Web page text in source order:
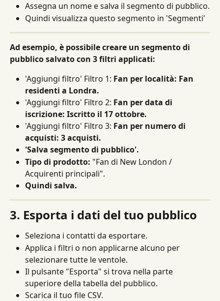
Assegna un nome e salva il segmento di pubblico.
Quindi visualizza questo segmento in 'Segmenti'
Ad esempio, è possibile creare un segmento di
pubblico salvato con 3 filtri applicati:
'Aggiungi filtro' Filtro 1: Fan per località: Fan
residenti a Londra.
'Aggiungi filtro' Filtro 2: Fan per data di
iscrizione: Iscritto il 17 ottobre.
'Aggiungi filtro' Filtro 3: Fan per numero di
acquisti: 3 acquisti.
'Salva segmento di pubblico'.
Tipo di prodotto: "Fan di New London /
Acquirenti principali".
Quindi salva.
3. Esporta i dati del tuo pubblico
Seleziona i contatti da esportare.
Applica i filtri o non applicarne alcuno per
selezionare tutte le ventole.
Il pulsante "Esporta" si trova nella parte
superiore della tabella del pubblico.
Scarica il tuo file CSV.